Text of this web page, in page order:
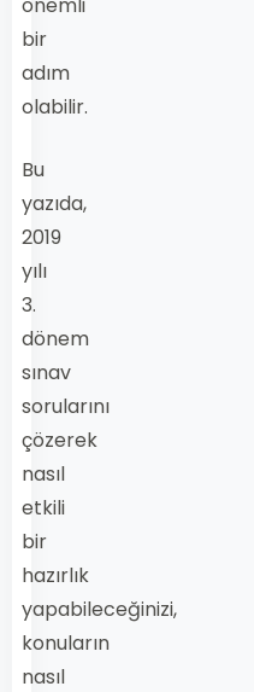
bir
adım
olabilir.
Bu
yazıda,
2019
yılı
3.
dönem
sınav
sorularını
çözerek
nasıl
etkili
bir
hazırlık
yapabileceğinizi,
konuların
nasıl